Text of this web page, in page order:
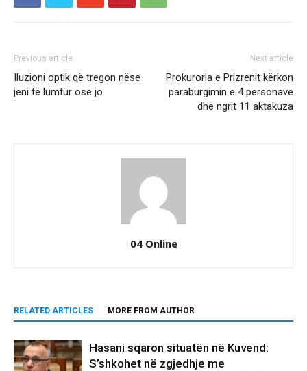
Previous article
Iluzioni optik që tregon nëse
jeni të lumtur ose jo
Next article
Prokuroria e Prizrenit kërkon
paraburgimin e 4 personave
dhe ngrit 11 aktakuza
04 Online
RELATED ARTICLES MORE FROM AUTHOR
Hasani sqaron situatën në Kuvend:
S’shkohet në zgjedhje me